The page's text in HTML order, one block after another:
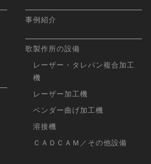
事例紹介
歌製作所の設備
レーザー・タレパン複合加工
機
レーザー加工機
ベンダー曲げ加工機
溶接機
ＣＡＤＣＡＭ／その他設備